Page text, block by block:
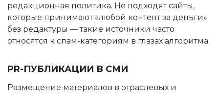
редакционная политика. Не подходят сайты,
которые принимают «любой контент за деньги»
без редактуры — такие источники часто
относятся к спам-категориям в глазах алгоритма.
PR-ПУБЛИКАЦИИ В СМИ
Размещение материалов в отраслевых и